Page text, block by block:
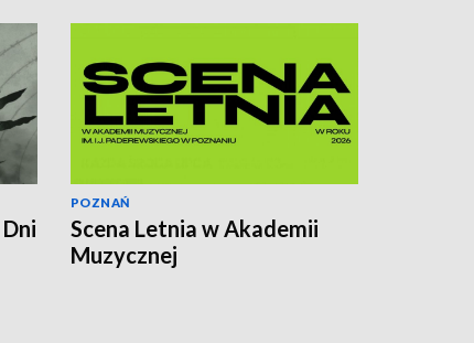
POZNAŃ
Scena Letnia w Akademii
Muzycznej